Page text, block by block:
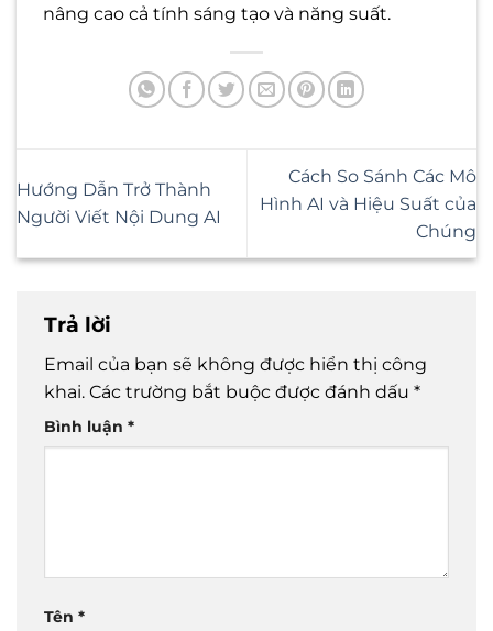
nâng cao cả tính sáng tạo và năng suất.
Hướng Dẫn Trở Thành
Người Viết Nội Dung AI
Cách So Sánh Các Mô
Hình AI và Hiệu Suất của
Chúng
Trả lời
Email của bạn sẽ không được hiển thị công
khai. Các trường bắt buộc được đánh dấu *
Bình luận *
Tên *